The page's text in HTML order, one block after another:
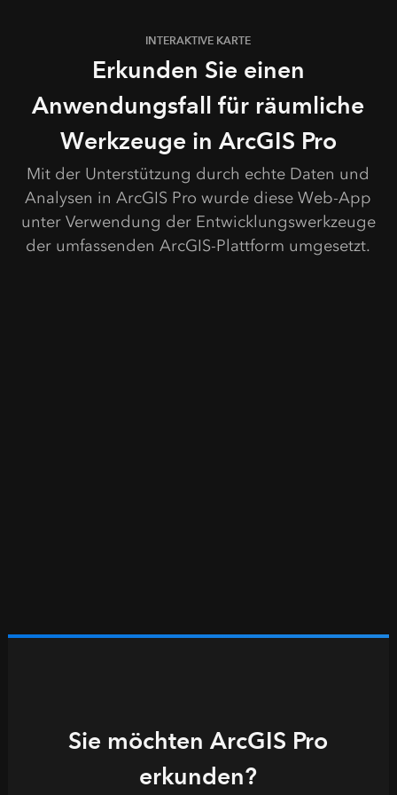
INTERAKTIVE KARTE
Erkunden Sie einen
Anwendungsfall für räumliche
Werkzeuge in ArcGIS Pro
Mit der Unterstützung durch echte Daten und
Analysen in ArcGIS Pro wurde diese Web-App
unter Verwendung der Entwicklungswerkzeuge
der umfassenden ArcGIS-Plattform umgesetzt.
Sie möchten ArcGIS Pro
erkunden?